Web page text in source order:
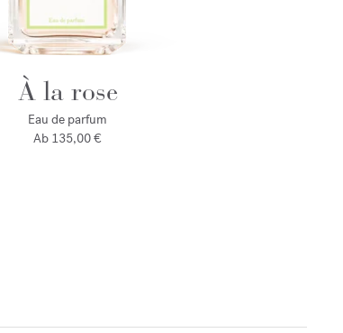
À la rose
Eau de parfum
Ab 135,00 €